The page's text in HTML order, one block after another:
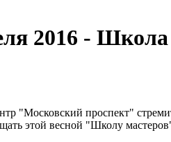
2016 -
"Московский проспект"
этой весной "Школу